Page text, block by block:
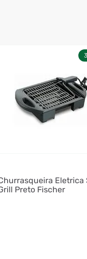
Eletrica
Preto Fischer